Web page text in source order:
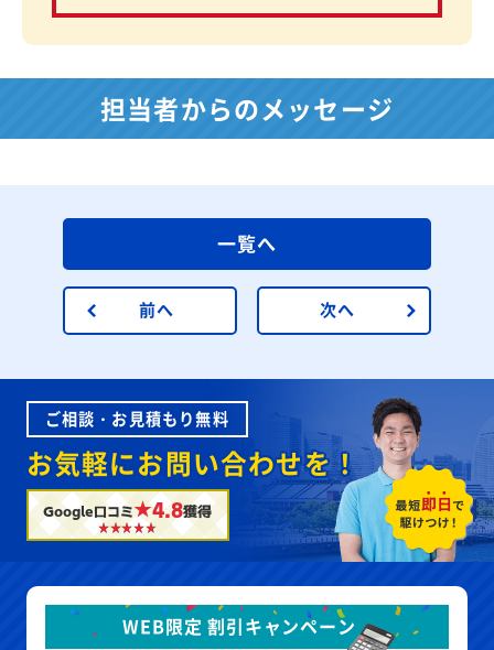
担当者からのメッセージ
前へ
一覧へ
次へ
ご相談・お見積もり無料
お気軽にお問い合わせを！
Google口コミ★4.8獲得
WEB限定 割引キャンペーン